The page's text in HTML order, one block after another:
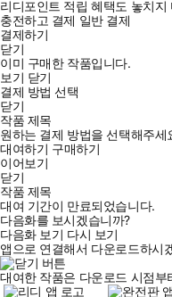
리디포인트 적립 혜택도 놓치지
충전하고 결제 일반 결제
결제하기
닫기
이미 구매한 작품입니다.
보기 닫기
결제 방법 선택
닫기
작품 제목
원하는 결제 방법을 선택해주세
대여하기 구매하기
이어보기
닫기
작품 제목
대여 기간이 만료되었습니다.
다음화를 보시겠습니까?
다음화 보기 다시 보기
앱으로 연결해서 다운로드하시
대여한 작품은 다운로드 시점부